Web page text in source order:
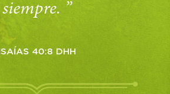
siempre. ”
ISAÍAS 40:8 DHH